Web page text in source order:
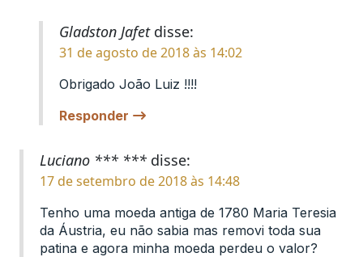
Gladston Jafet disse:
31 de agosto de 2018 às 14:02
Obrigado João Luiz !!!!
Responder
Luciano *** *** disse:
17 de setembro de 2018 às 14:48
Tenho uma moeda antiga de 1780 Maria Teresia
da Áustria, eu não sabia mas removi toda sua
patina e agora minha moeda perdeu o valor?